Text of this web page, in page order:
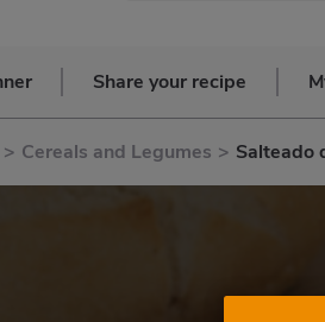
Share your recipe
> Cereals and Legumes > Salteado